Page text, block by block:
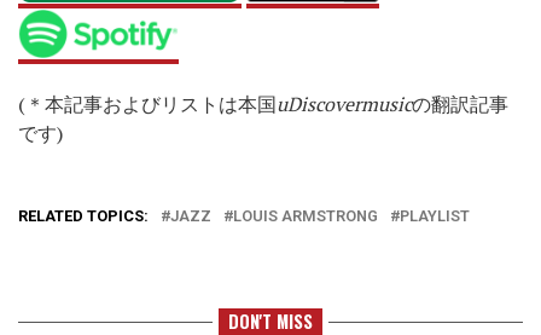
(＊本記事およびリストは本国uDiscovermusicの翻訳記事
です)
RELATED TOPICS: JAZZ LOUIS ARMSTRONG PLAYLIST
DON'T MISS